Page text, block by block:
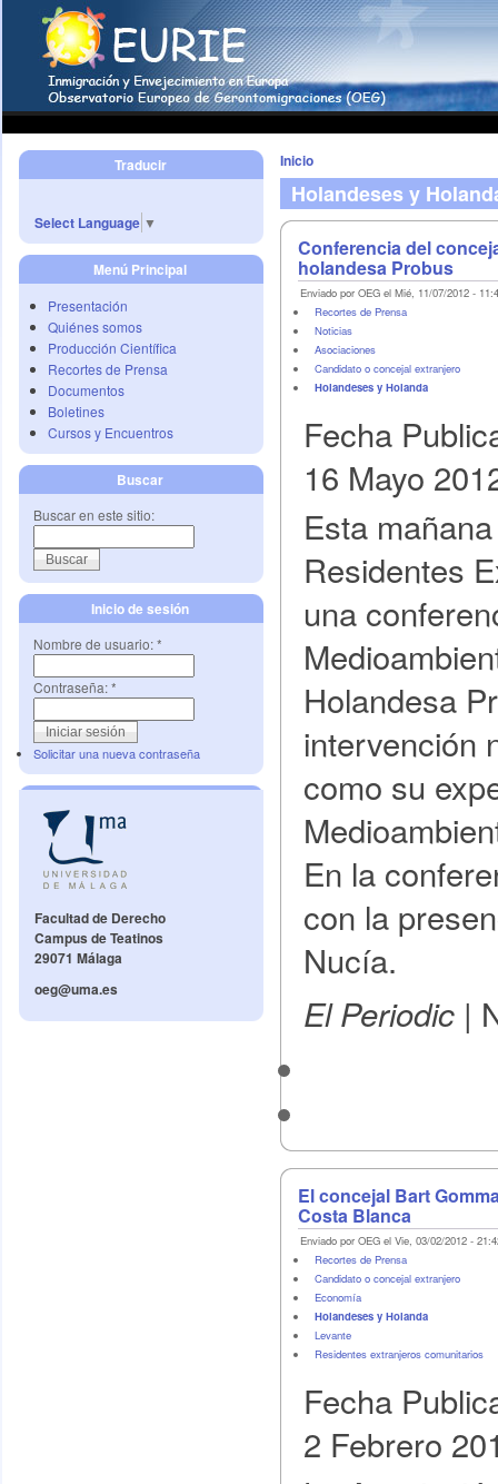
Traducir
Select Language ▼
Menú Principal
Presentación
Quiénes somos
Producción Científica
Recortes de Prensa
Documentos
Boletines
Cursos y Encuentros
Buscar
Buscar en este sitio:
Inicio de sesión
Nombre de usuario:*
Contraseña:*
Solicitar una nueva contraseña
Facultad de Derecho
Campus de Teatinos
29071 Málaga
oeg@uma.es
Inicio
Holandeses y
Conferencia del
holandesa Probus
Enviado por OEG el Mié, 11/07/2012 -
Recortes de Prensa
Noticias
Asociaciones
Candidato o concejal extranjero
Holandeses y Holanda
Fecha
16 Mayo
Esta
Residentes
una
Holandesa
intervención
como su
En la
con la
Nucía.
El Periodic |
El concejal Bart
Costa Blanca
Enviado por OEG el Vie, 03/02/2012 -
Recortes de Prensa
Candidato o concejal extranjero
Economí­a
Holandeses y Holanda
Levante
Residentes extranjeros comunitarios
Fecha
2 Febrero